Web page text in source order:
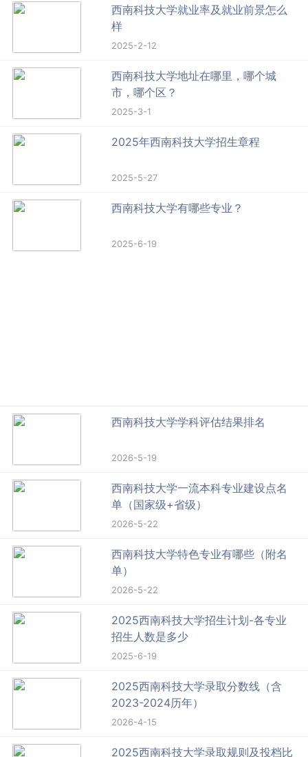
西南科技大学就业率及就业前景怎么
样
2025-2-12
西南科技大学地址在哪里，哪个城
市，哪个区？
2025-3-1
2025年西南科技大学招生章程
2025-5-27
西南科技大学有哪些专业？
2025-6-19
西南科技大学学科评估结果排名
2026-5-19
西南科技大学一流本科专业建设点名
单（国家级+省级）
2026-5-22
西南科技大学特色专业有哪些（附名
单）
2026-5-22
2025西南科技大学招生计划-各专业
招生人数是多少
2025-6-19
2025西南科技大学录取分数线（含
2023-2024历年）
2026-4-15
2025西南科技大学录取规则及投档比